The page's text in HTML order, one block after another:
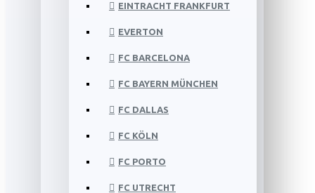
EINTRACHT FRANKFURT
EVERTON
FC BARCELONA
FC BAYERN MÜNCHEN
FC DALLAS
FC KÖLN
FC PORTO
FC UTRECHT